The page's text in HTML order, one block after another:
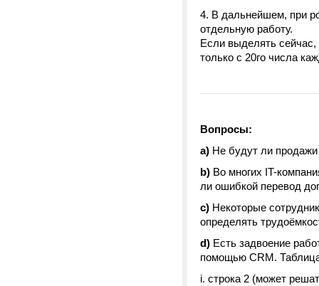
4. В дальнейшем, при
отдельную работу.
Если выделять сейчас,
только с 20го числа
Вопросы:
a) Не будут ли
b) Во многих IT-
ли ошибкой перевод
c) Некоторые
определять
d) Есть задвоение
помощью CRM.
i. строка 2 (может